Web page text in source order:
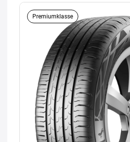
Premiumklasse